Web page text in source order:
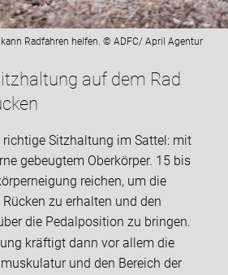
Radfahren helfen. © ADFC/ April Agentur
auf dem Rad
Sitzhaltung im Sattel: mit
gebeugtem Oberkörper. 15 bis
reichen, um die
zu erhalten und den
die Pedalposition zu bringen.
kräftigt dann vor allem die
und den Bereich der